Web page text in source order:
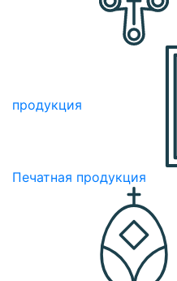
продукция
Печатная продукция